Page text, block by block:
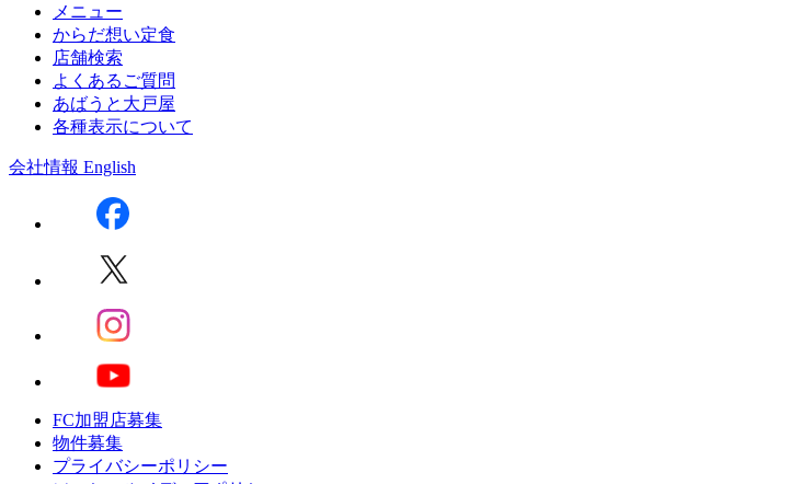
メニュー
からだ想い定食
店舗検索
よくあるご質問
あばうと大戸屋
各種表示について
会社情報 English
FC加盟店募集
物件募集
プライバシーポリシー